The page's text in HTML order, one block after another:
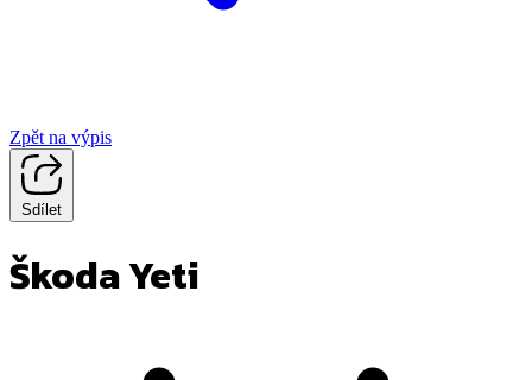
Zpět na výpis
Sdílet
Škoda Yeti